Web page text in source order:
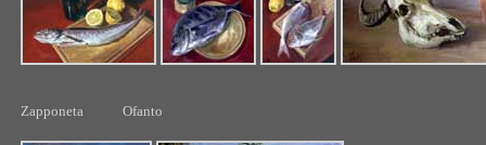
Zapponeta Ofanto